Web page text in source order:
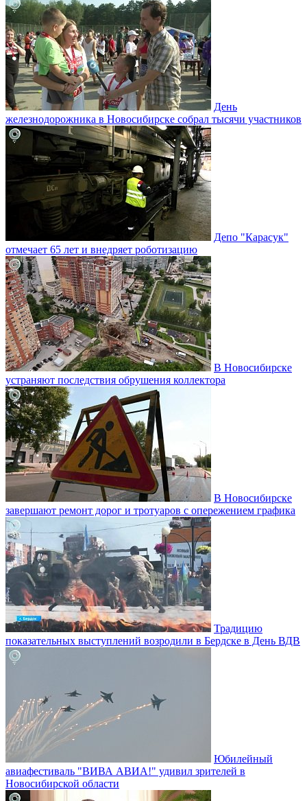
День
железнодорожника в Новосибирске собрал тысячи участников
Депо "Карасук"
отмечает 65 лет и внедряет роботизацию
В Новосибирске
устраняют последствия обрушения коллектора
В Новосибирске
завершают ремонт дорог и тротуаров с опережением графика
Традицию
показательных выступлений возродили в Бердске в День ВДВ
Юбилейный
авиафестиваль "ВИВА АВИА!" удивил зрителей в
Новосибирской области